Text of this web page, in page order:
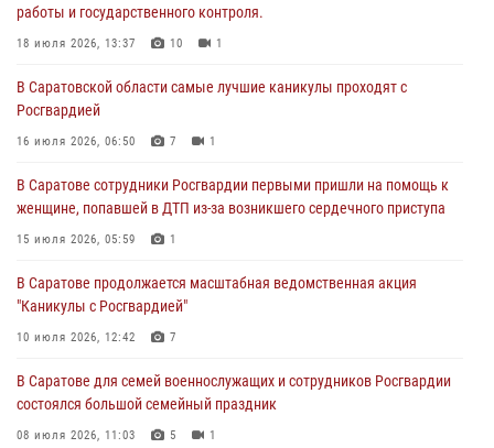
В Саратове сотрудники Росгвардии первыми пришли на помощь к
женщине, попавшей в ДТП из-за возникшего сердечного приступа
В Саратове продолжается масштабная ведомственная акция
"Каникулы с Росгвардией"
В Саратовской области при содействии спецназа Росгвардии
задержан подозреваемый в незаконном обороте наркотиков
В Саратове для семей военнослужащих и сотрудников Росгвардии
состоялся большой семейный праздник
работы и государственного контроля.
18 июля 2026, 13:37 10 1
В Саратовской области самые лучшие каникулы проходят с
Росгвардией
16 июля 2026, 06:50 7 1
В Саратове сотрудники Росгвардии первыми пришли на помощь к
женщине, попавшей в ДТП из-за возникшего сердечного приступа
15 июля 2026, 05:59 1
В Саратове продолжается масштабная ведомственная акция
"Каникулы с Росгвардией"
10 июля 2026, 12:42 7
В Саратове для семей военнослужащих и сотрудников Росгвардии
состоялся большой семейный праздник
08 июля 2026, 11:03 5 1